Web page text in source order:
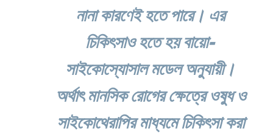
নানা কারণেই হতে পারে। এর
চিকিৎসাও হতে হয় বায়ো-
সাইকোস্যোসাল মডেল অনুযায়ী।
অর্থাৎ মানসিক রোগের ক্ষেত্রে ওষুধ ও
সাইকোথেরাপির মাধ্যমে চিকিৎসা করা